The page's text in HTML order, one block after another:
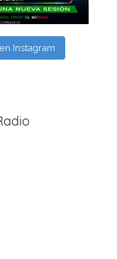
Instagram